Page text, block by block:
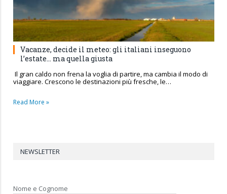
Vacanze, decide il meteo: gli italiani inseguono
l’estate… ma quella giusta
Il gran caldo non frena la voglia di partire, ma cambia il modo di
viaggiare. Crescono le destinazioni più fresche, le…
Read More »
NEWSLETTER
Nome e Cognome